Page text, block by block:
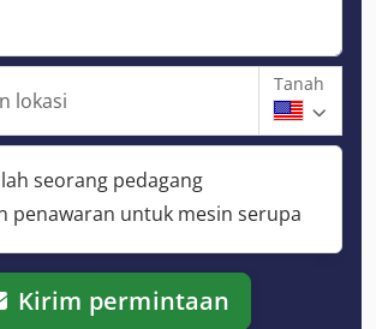
lokasi
Tanah
seorang pedagang
penawaran untuk mesin serupa
Kirim permintaan